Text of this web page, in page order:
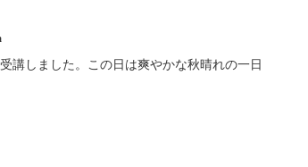
しました。この日は爽やかな秋晴れの一日